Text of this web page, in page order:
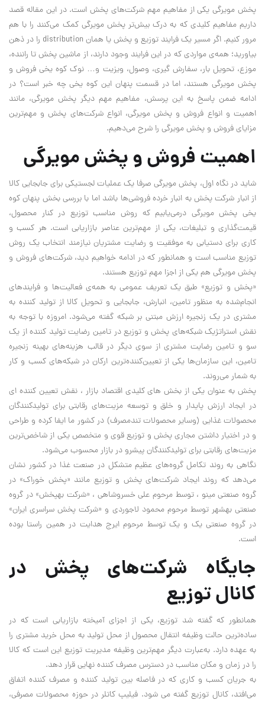
پخش مویرگی یکی از مفاهیم مهم شرکت‌های پخش است. در این مقاله قصد
داریم مفاهیم کلیدی که به درک بیش‌تر پخش مویرگی کمک می‌کنند را با هم
مرور کنیم. اگر مسیر یک فرایند توزیع و پخش یا همان distribution را در ذهن
بیاورید؛ همه‌ی مواردی که در این فرایند وجود دارند، از ماشین پخش تا راننده،
موزع، تحویل بار، سفارش گیری، وصول، ویزیت و… نوک کوه یخی فروش و
پخش مویرگی هستند، اما در قسمت پنهان این کوه یخی چه خبر است؟ در
ادامه ضمن پاسخ به این پرسش، مفاهیم مهم دیگر پخش مویرگی، مانند
اهمیت و انواع فروش و پخش مویرگی، انواع شرکت‌های پخش و مهم‌ترین
مزایای فروش و پخش مویرگی را شرح می‌دهیم.
اهمیت فروش و پخش مویرگی
شاید در نگاه اول، پخش مویرگی صرفا یک عملیات لجستیکی برای جابجایی کالا
از انبار شرکت پخش به انبار خرده فروشی‌ها باشد اما با بررسی بخش پنهان کوه
یخی پخش مویرگی درمی‌یابیم که روش مناسب توزیع در کنار محصول،
قیمت‌گذاری و تبلیغات، یکی از مهم‌ترین عناصر بازاریابی است. هر کسب و
کاری برای دستیابی به موفقیت و رضایت مشتریان نیازمند انتخاب یک روش
توزیع مناسب است و همانطور که در ادامه خواهیم دید، شرکت‌های فروش و
پخش مویرگی هم یکی از اجزا مهم توزیع هستند.
«پخش و توزیع» طبق یک تعریف عمومی به همه‌ی فعالیت‌ها و فرایندهای
انجام‌شده به منظور تامین، انبارش، جابجایی و تحویل کالا از تولید کننده به
مشتری در یک زنجیره ارزش مبتنی بر شبکه گفته می‌شود. امروزه با توجه به
نقش استراتژیک شبکه‌های پخش و توزیع در تامین رضایت تولید کننده از یک
سو و تامین رضایت مشتری از سوی دیگر در قالب هزینه‌های بهینه زنجیره
تامین، این سازمان‌ها یکی از تعیین‌کننده‌ترین ارکان در شبکه‌های کسب و کار
به شمار می‌روند.
پخش به عنوان یکی از بخش های کلیدی اقتصاد بازار ، نقش تعیین کننده ای
در ایجاد ارزش پایدار و خلق و توسعه مزیت‌های رقابتی برای تولیدکنندگان
محصولات غذایی (وسایر محصولات تندمصرف) در کشور ما ایفا کرده و طراحی
و در اختیار داشتن مجاری پخش و توزیع قوی و متخصص یکی از شاخص‌ترین
مزیت‌های رقابتی برای تولیدکنندگان پیشرو در بازار محسوب می‌شود.
نگاهی به روند تکامل گروه‌های عظیم متشکل در صنعت غذا در کشور نشان
می‌دهد که روند ایجاد شرکت‌های پخش و توزیع مانند «پخش خوراک» در
گروه صنعتی مینو ، توسط مرحوم علی خسروشاهی ، «شرکت بهپخش» در گروه
صنعتی بهشهر توسط مرحوم محمود لاجوردی و «شرکت پخش سراسری ایران»
در گروه صنعتی یک و یک توسط مرحوم ایرج هدایت در همین راستا بوده
است.
جایگاه شرکت‌های پخش در
کانال توزیع
همانطور که گفته شد توزیع، یکی از اجزای آمیخته بازاریابی است که در
ساده‌ترین حالت وظیفه انتقال محصول از محل تولید به محل خرید مشتری را
به عهده دارد. به‌عبارت دیگر مهم‌ترین وظیفه مدیریت توزیع این است که کالا
را در زمان و مکان مناسب در دسترس مصرف کننده نهایی قرار دهد.
به جریان کسب و کاری که در فاصله بین تولید کننده و مصرف کننده اتفاق
می‌افتد، کانال توزیع گفته می شود. فیلیپ کاتلر در حوزه محصولات مصرفی،